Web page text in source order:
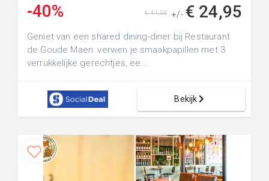
-40% +/- € 24,95
€ 41,55
Geniet van een shared dining-diner bij Restaurant
de Goude Maen: verwen je smaakpapillen met 3
verrukkelijke gerechtjes, ee...
Bekijk